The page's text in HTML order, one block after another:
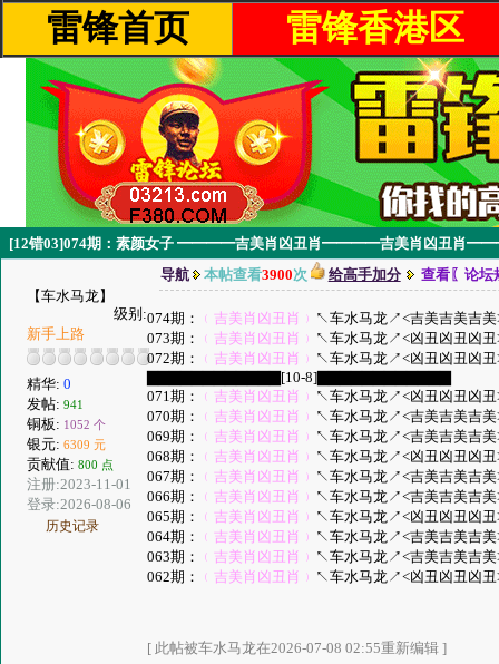
雷锋首页 雷锋香港区
[12错03]074期：素颜女子 ━━━━吉美肖凶丑肖━━━━吉美肖凶丑肖
【车水马龙】
级别:
新手上路
精华: 0
发帖: 941
铜板: 1052 个
银元: 6309 元
贡献值: 800 点
注册:2023-11-01
登录:2026-08-06
历史记录
导航 本帖查看3900次 给高手加分 查看〖论坛
074期： ﹙吉美肖凶丑肖﹚ ↖车水马龙↗<吉美吉美吉美
073期：
﹙吉美肖凶丑肖﹚ ↖车水马龙↗<凶丑凶丑凶丑
072期：
﹙吉美肖凶丑肖﹚ ↖车水马龙↗<凶丑凶丑凶丑
▇▇▇▇▇▇▇▇▇▇▇▇[10-8]▇▇▇▇▇▇▇▇▇▇▇▇
071期：
﹙吉美肖凶丑肖﹚ ↖车水马龙↗<凶丑凶丑凶丑
070期：
﹙吉美肖凶丑肖﹚ ↖车水马龙↗<吉美吉美吉美
069期：
﹙吉美肖凶丑肖﹚ ↖车水马龙↗<吉美吉美吉美
068期：
﹙吉美肖凶丑肖﹚ ↖车水马龙↗<凶丑凶丑凶丑
067期：
﹙吉美肖凶丑肖﹚ ↖车水马龙↗<吉美吉美吉美
066期：
﹙吉美肖凶丑肖﹚ ↖车水马龙↗<吉美吉美吉美
065期：
﹙吉美肖凶丑肖﹚ ↖车水马龙↗<凶丑凶丑凶丑
064期：
﹙吉美肖凶丑肖﹚ ↖车水马龙↗<吉美吉美吉美
063期：
﹙吉美肖凶丑肖﹚ ↖车水马龙↗<吉美吉美吉美
062期：
﹙吉美肖凶丑肖﹚ ↖车水马龙↗<凶丑凶丑凶丑
[ 此帖被车水马龙在2026-07-08 02:55重新编辑 ]